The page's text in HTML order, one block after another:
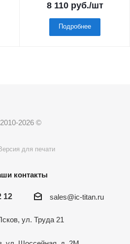
8 110руб./шт
Подробнее
2010-2026 ©
для печати
контакты
12 sales@ic-titan.ru
ул. Труда 21